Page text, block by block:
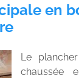
en
Le
chaussée